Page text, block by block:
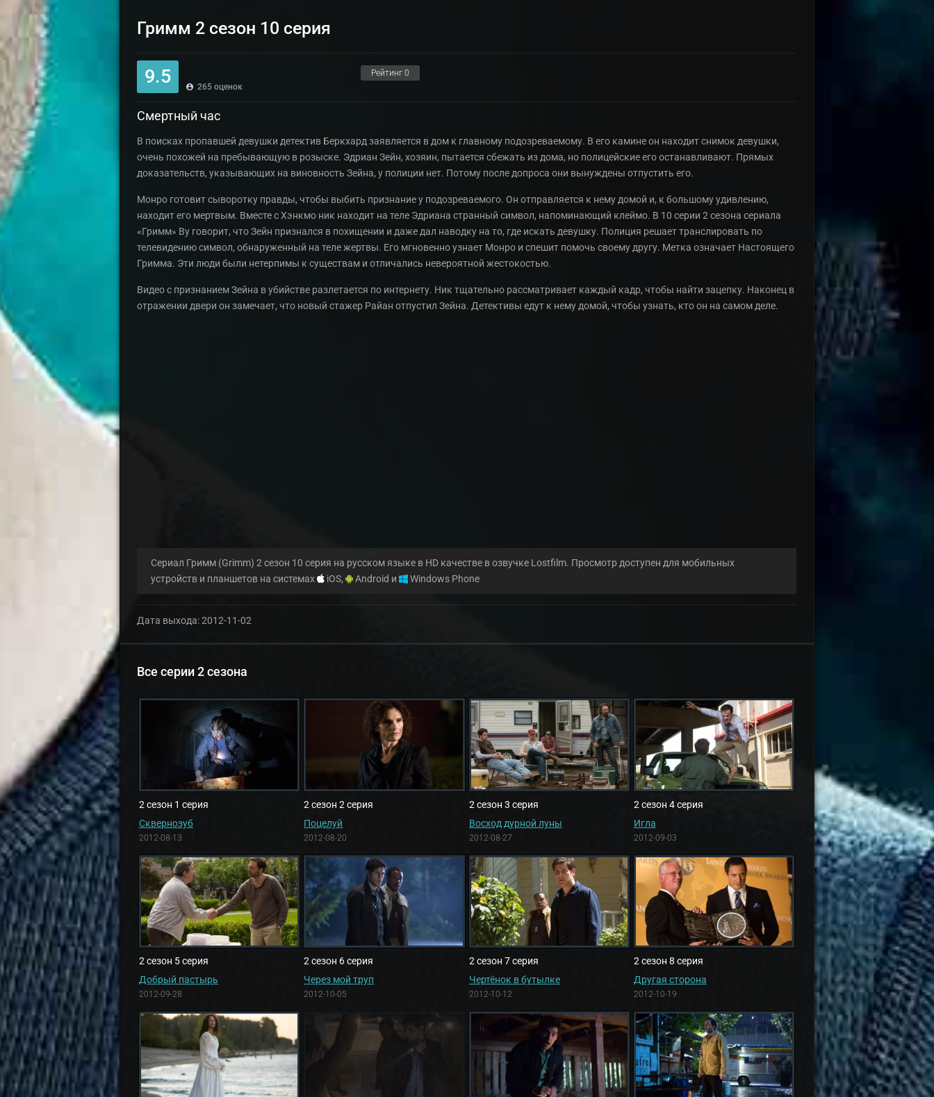
Гримм 2 сезон 10 серия
Рейтинг 0
9.5 265 оценок
Смертный час
В поисках пропавшей девушки детектив Беркхард заявляется в дом к главному подозреваемому. В его камине он находит снимок девушки,
очень похожей на пребывающую в розыске. Эдриан Зейн, хозяин, пытается сбежать из дома, но полицейские его останавливают. Прямых
доказательств, указывающих на виновность Зейна, у полиции нет. Потому после допроса они вынуждены отпустить его.
Монро готовит сыворотку правды, чтобы выбить признание у подозреваемого. Он отправляется к нему домой и, к большому удивлению,
находит его мертвым. Вместе с Хэнкмо ник находит на теле Эдриана странный символ, напоминающий клеймо. В 10 серии 2 сезона сериала
«Гримм» Ву говорит, что Зейн признался в похищении и даже дал наводку на то, где искать девушку. Полиция решает транслировать по
телевидению символ, обнаруженный на теле жертвы. Его мгновенно узнает Монро и спешит помочь своему другу. Метка означает Настоящего
Гримма. Эти люди были нетерпимы к существам и отличались невероятной жестокостью.
Видео с признанием Зейна в убийстве разлетается по интернету. Ник тщательно рассматривает каждый кадр, чтобы найти зацепку. Наконец в
отражении двери он замечает, что новый стажер Райан отпустил Зейна. Детективы едут к нему домой, чтобы узнать, кто он на самом деле.
Сериал Гримм (Grimm) 2 сезон 10 серия на русском языке в HD качестве в озвучке Lostfilm. Просмотр доступен для мобильных
устройств и планшетов на системах
iOS, Android и Windows Phone
Дата выхода:2012-11-02
Все серии 2 сезона
2 сезон 1 серия
Сквернозуб
2012-08-13
2 сезон 2 серия
Поцелуй
2012-08-20
2 сезон 3 серия
Восход дурной луны
2012-08-27
2 сезон 4 серия
Игла
2012-09-03
2 сезон 5 серия
Добрый пастырь
2012-09-28
2 сезон 6 серия
Через мой труп
2012-10-05
2 сезон 7 серия
Чертёнок в бутылке
2012-10-12
2 сезон 8 серия
Другая сторона
2012-10-19